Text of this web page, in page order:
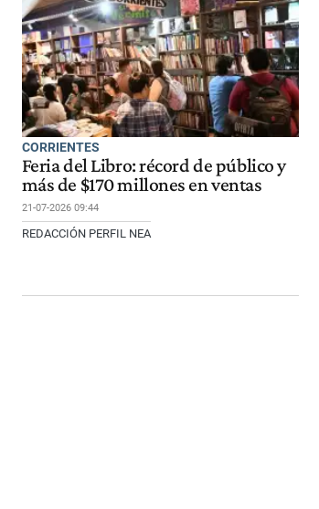
CORRIENTES
Feria del Libro: récord de público y
más de $170 millones en ventas
21-07-2026 09:44
REDACCIÓN PERFIL NEA